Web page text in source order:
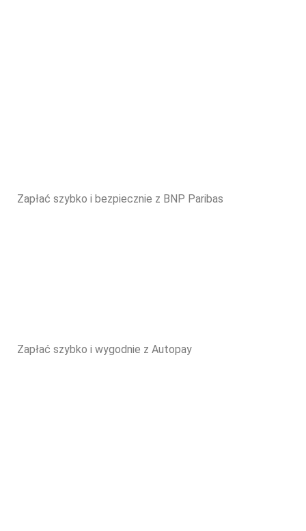
Zapłać szybko i bezpiecznie z BNP Paribas
Zapłać szybko i wygodnie z Autopay